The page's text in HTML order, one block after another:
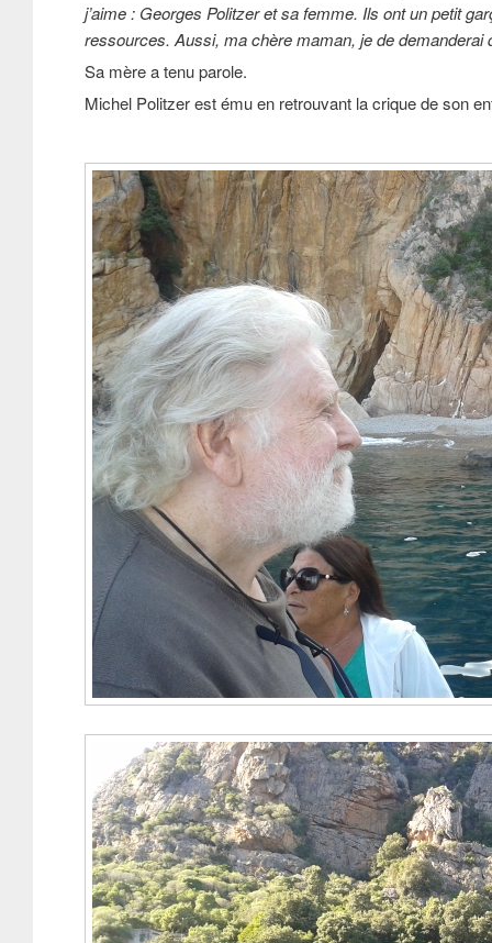
j’aime : Georges Politzer et sa femme. Ils ont un petit
ressources. Aussi, ma chère maman, je de demanderai
Sa mère a tenu parole.
Michel Politzer est ému en retrouvant la crique de son